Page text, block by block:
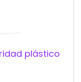
plástico